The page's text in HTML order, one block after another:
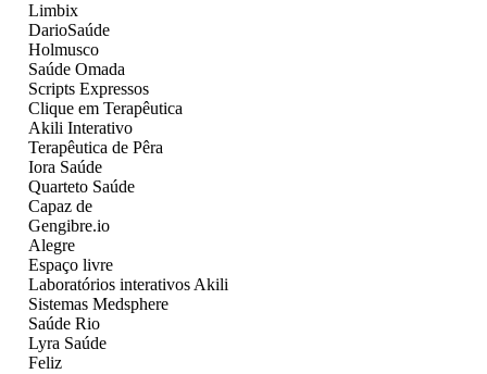
Limbix
DarioSaúde
Holmusco
Saúde Omada
Scripts Expressos
Clique em Terapêutica
Akili Interativo
Terapêutica de Pêra
Iora Saúde
Quarteto Saúde
Capaz de
Gengibre.io
Alegre
Espaço livre
Laboratórios interativos Akili
Sistemas Medsphere
Saúde Rio
Lyra Saúde
Feliz